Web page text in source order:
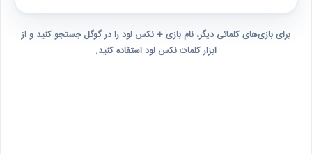
برای بازی‌های کلماتی دیگر، نام بازی + نکس لود را در گوگل جستجو کنید و از
ابزار کلمات نکس لود استفاده کنید.